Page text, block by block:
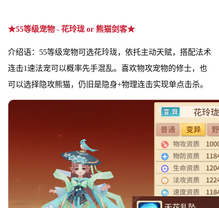
★55等级宠物 - 花玲珑 or 熊猫剑客★
介绍语：55等级宠物可选花玲珑，依托主动天赋，搭配法术
连击1速法宠可以概率先手混乱。喜欢物攻宠物的修士，也
可以选择隐攻熊猫，仍旧是隐身+物理连击实现单点击杀。